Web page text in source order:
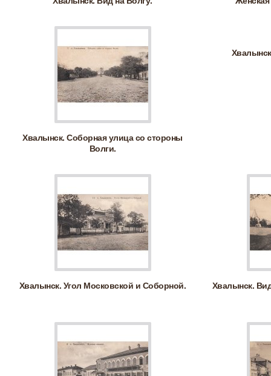
Хвалынск. Соборная улица со стороны
Волги.
Хвалынск. Угол Московской и Соборной. Хвалынск.